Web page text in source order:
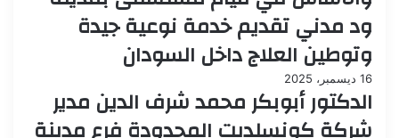
ود مدني تقديم خدمة نوعية جيدة
وتوطين العلاج داخل السودان
16 ديسمبر، 2025
الدكتور أبوبكر محمد شرف الدين مدير